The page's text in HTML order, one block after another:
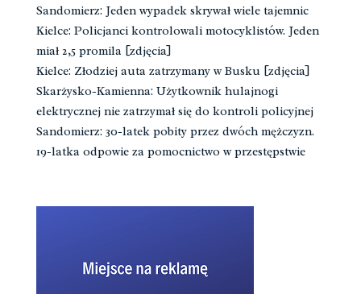
Sandomierz: Jeden wypadek skrywał wiele tajemnic
Kielce: Policjanci kontrolowali motocyklistów. Jeden
miał 2,5 promila [zdjęcia]
Kielce: Złodziej auta zatrzymany w Busku [zdjęcia]
Skarżysko-Kamienna: Użytkownik hulajnogi
elektrycznej nie zatrzymał się do kontroli policyjnej
Sandomierz: 30-latek pobity przez dwóch mężczyzn.
19-latka odpowie za pomocnictwo w przestępstwie